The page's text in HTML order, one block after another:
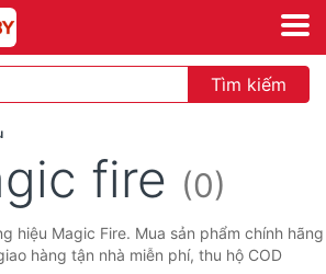
Tìm kiếm
fire (0)
hiệu Magic Fire. Mua sản phẩm chính hãng
hàng tận nhà miễn phí, thu hộ COD